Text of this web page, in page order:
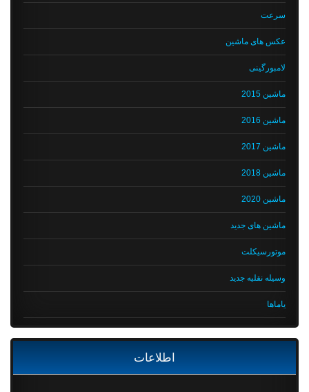
سرعت
عکس های ماشین
لامبورگینی
ماشین 2015
ماشین 2016
ماشین 2017
ماشین 2018
ماشین 2020
ماشین های جدید
موتورسیکلت
وسیله نقلیه جدید
یاماها
اطلاعات